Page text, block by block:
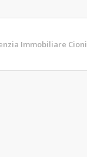
Immobiliare Cioni